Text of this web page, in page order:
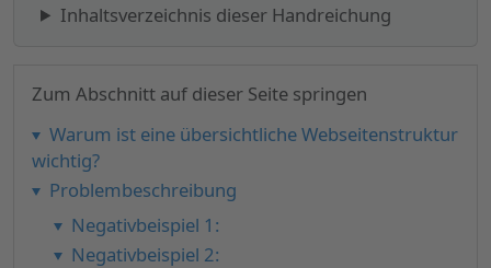
Inhaltsverzeichnis dieser Handreichung
Zum Abschnitt auf dieser Seite springen
Warum ist eine übersichtliche Webseitenstruktur
wichtig?
Problembeschreibung
Negativbeispiel 1:
Negativbeispiel 2: